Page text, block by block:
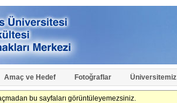
Amaç ve Hedef Fotoğraflar Üniversitemiz
bu sayfaları görüntüleyemezsiniz.